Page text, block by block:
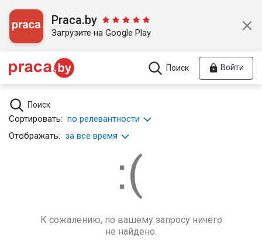
Praca.by
Загрузите на Google Play
Поиск Войти
Поиск
Сортировать: по релевантности
Отображать: за все время
К сожалению, по вашему запросу ничего
не найдено.